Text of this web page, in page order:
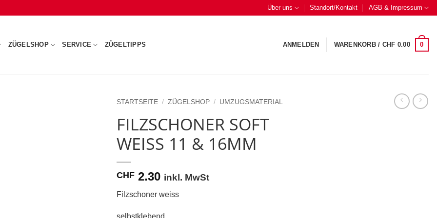
Über uns Standort/Kontakt AGB & Impressum
ZÜGELSHOP SERVICE ZÜGELTIPPS ANMELDEN WARENKORB / CHF 0.00 0
STARTSEITE / ZÜGELSHOP / UMZUGSMATERIAL
FILZSCHONER SOFT
WEISS 11 & 16MM
CHF 2.30 inkl. MwSt
Filzschoner weiss